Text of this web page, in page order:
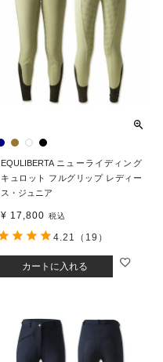
EQULIBERTA ニューライディング
キュロット フルグリップ レディー
ス・ジュニア
¥ 17,800 税込
カートに入れる
4.21 （19）